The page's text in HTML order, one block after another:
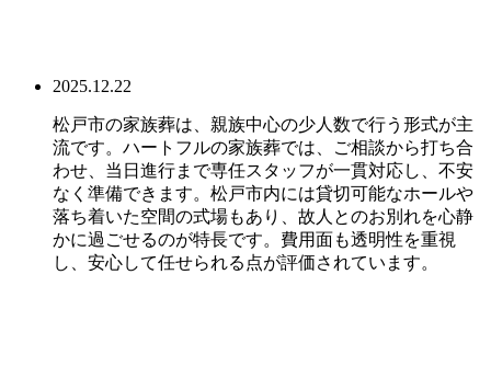
2025.12.22
松戸市の家族葬は、親族中心の少人数で行う形式が主
流です。ハートフルの家族葬では、ご相談から打ち合
わせ、当日進行まで専任スタッフが一貫対応し、不安
なく準備できます。松戸市内には貸切可能なホールや
落ち着いた空間の式場もあり、故人とのお別れを心静
かに過ごせるのが特長です。費用面も透明性を重視
し、安心して任せられる点が評価されています。